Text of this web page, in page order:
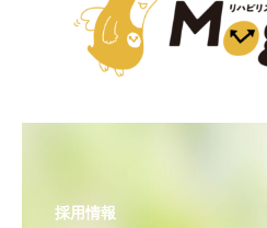
採用情報